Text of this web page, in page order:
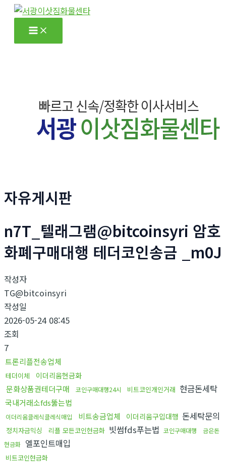
Main
Menu
자유게시판
n7T_텔래그램@bitcoinsyri 암호
화폐구매대행 테더코인송금 _m0J
작성자
TG@bitcoinsyri
작성일
2026-05-24 08:45
조회
7
트론리플전송업체
테더이체 이더리움현금화
문화상품권테더구매 코인구매대행24시 비트코인개인거래 현금돈세탁
국내거래소fds뚫는법
이더리움클레식클레식매입 비트송금업체 이더리움구입대행 돈세탁문의
정치자금믹싱 리플 모든코인현금화 빗썸fds푸는법 코인구매대행
금은돈
현금화 엘포인트매입
비트코인현금화